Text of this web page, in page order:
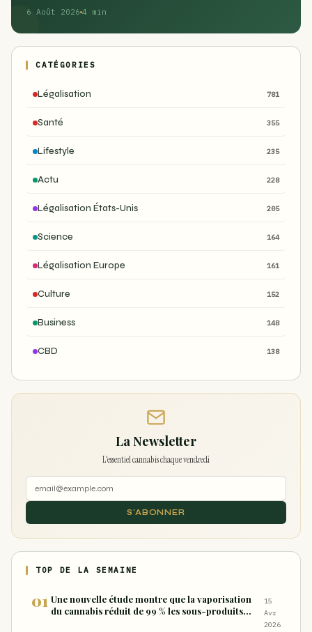
6 Août 2026 4 min
CATÉGORIES
Légalisation 781
Santé 355
Lifestyle 235
Actu 228
Légalisation États-Unis 205
Science 164
Légalisation Europe 161
Culture 152
Business 148
CBD 138
La Newsletter
L'essentiel cannabis chaque vendredi
S'ABONNER
TOP DE LA SEMAINE
Une nouvelle étude montre que la vaporisation
du cannabis réduit de 99 % les sous-produits
15
Avr
2026